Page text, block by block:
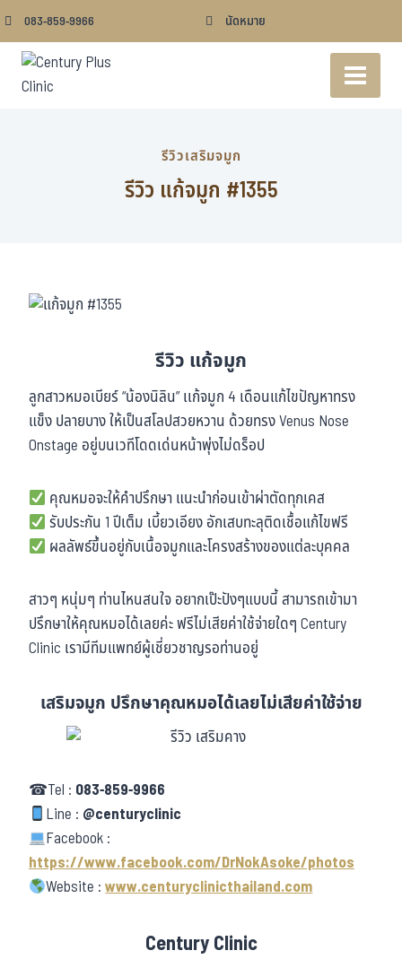
083-859-9966 นัดหมาย
รีวิวเสริมจมูก
รีวิว แก้จมูก #1355
รีวิว แก้จมูก
ลูกสาวหมอเบียร์ “น้องนิลิน” เเก้จมูก 4 เดือนแก้ไขปัญหาทรง
แข็ง ปลายบาง ให้เป็นสโลปสวยหวาน ด้วยทรง Venus Nose
Onstage อยู่บนเวทีโดดเด่นหน้าพุ่งไม่ดร็อป
คุณหมอจะให้คำปรึกษา แนะนำก่อนเข้าผ่าตัดทุกเคส
รับประกัน 1 ปีเต็ม เบี้ยวเอียง อักเสบทะลุติดเชื้อแก้ไขฟรี
ผลลัพธ์ขึ้นอยู่กับเนื้อจมูกและโครงสร้างของแต่ละบุคคล
สาวๆ หนุ่มๆ ท่านไหนสนใจ อยากเป๊ะปังๆแบบนี้ สามารถเข้ามา
ปรึกษาให้คุณหมอได้เลยค่ะ ฟรีไม่เสียค่าใช้จ่ายใดๆ Century
Clinic เรามีทีมแพทย์ผู้เชี่ยวชาญรอท่านอยู่
เสริมจมูก ปรึกษาคุณหมอได้เลยไม่เสียค่าใช้จ่าย
☎Tel : 083-859-9966
Line : @centuryclinic
Facebook :
https://www.facebook.com/DrNokAsoke/photos
Website :www.centuryclinicthailand.com
Century Clinic